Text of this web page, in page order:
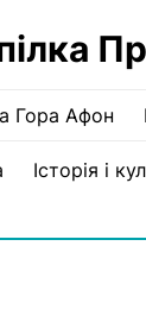
Гора Афон
Історія і